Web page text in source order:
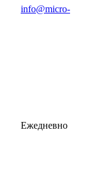
info@micro-
Ежедневно